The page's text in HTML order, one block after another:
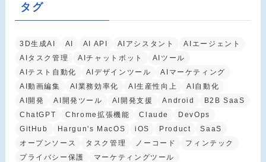
タグ
3D生成AI AI AI API AIアシスタント
AIエージェント
AIタスク管理
AIチャットボット
AIツール
AIテスト自動化
AIデザインツール
AIマーケティング
AI動画編集
AI業務効率化 AI生産性向上
AI自動化
AI開発
AI開発ツール AI開発支援 Android
B2B SaaS
ChatGPT
Chrome拡張機能 Claude
DevOps
GitHub
Hargun's MacOS iOS Product
SaaS
オープンソース
タスク管理 ノーコード
フィンテック
プライバシー保護
マーケティングツール